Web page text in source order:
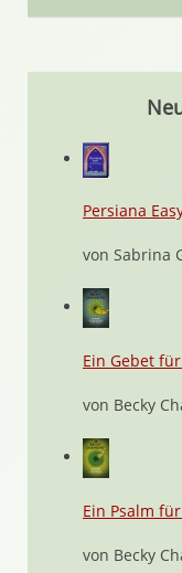
Persiana
von Sabrina
Ein Gebet
von Becky
Ein Psalm
von Becky